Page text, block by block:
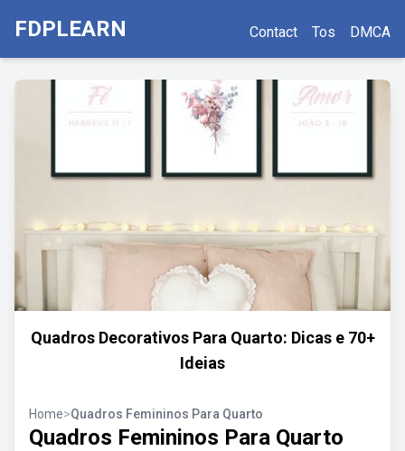
FDPLEARN Contact Tos DMCA
Quadros Decorativos Para Quarto: Dicas e 70+
Ideias
Home>Quadros Femininos Para Quarto
Quadros Femininos Para Quarto